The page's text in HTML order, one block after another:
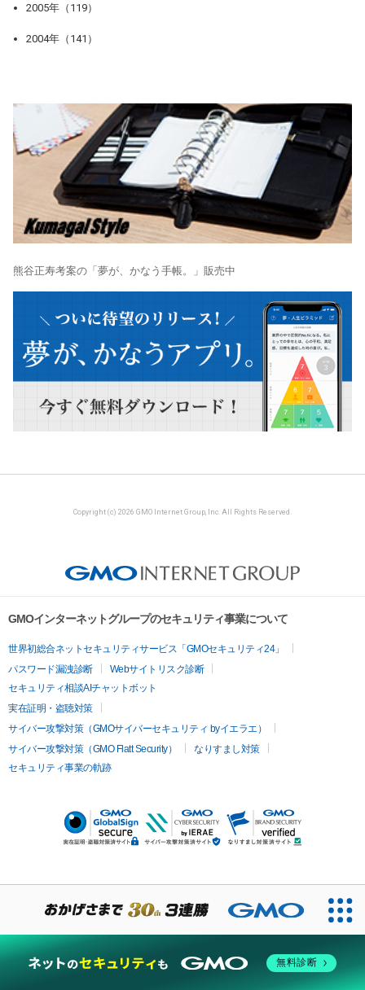
2005年（119）
2004年（141）
熊谷正寿考案の「夢が、かなう手帳。」販売中
Copyright (c) 2026 GMO Internet Group, Inc. All Rights Reserved.
GMOインターネットグループのセキュリティ事業について
世界初総合ネットセキュリティサービス「GMOセキュリティ24」
パスワード漏洩診断
Webサイトリスク診断
セキュリティ相談AIチャットボット
実在証明・盗聴対策
サイバー攻撃対策（GMOサイバーセキュリティ byイエラエ）
サイバー攻撃対策（GMO Flatt Security）
なりすまし対策
セキュリティ事業の軌跡
無料診断